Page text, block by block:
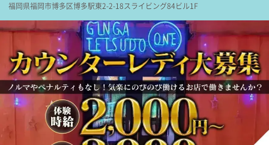
福岡県福岡市博多区博多駅東2-2-18スライビング84ビル1F